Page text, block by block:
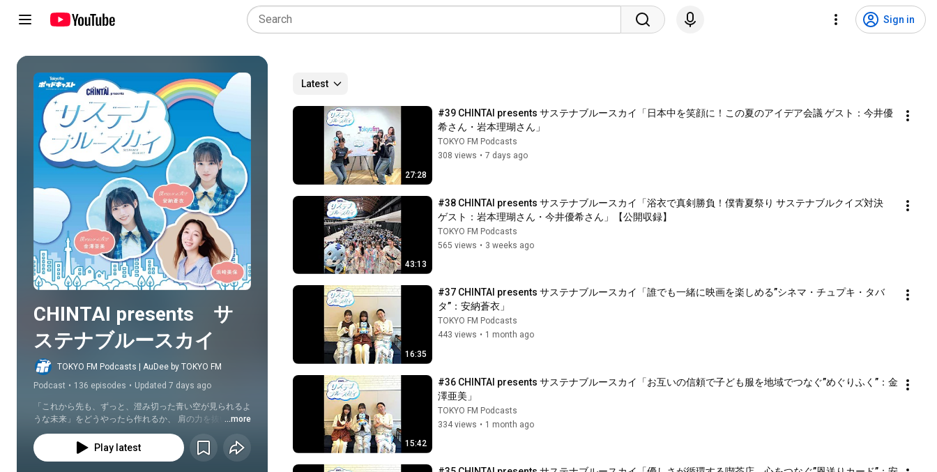
Sign in
Play all
CHINTAI presents　サ
ステナブルースカイ
TOKYO FM Podcasts | AuDee by TOKYO FM
Podcast • 136 episodes • Updated 7 days ago
「これから先も、ずっと、澄み切った青い空が見られるよ
うな未来」をどうやったら作れるか、 肩の力を抜いて、
楽しみながら探していくプログラム「CHINTAI presents
サステナブルースカイ」！   他にも、CHINTAI presents
きゃりーぱみゅぱみゅ Chapter #0〜Touch Your Heart〜
...more
Play latest
Latest
27:28
#39 CHINTAI presents サステナブルースカイ「日本中を笑顔に！この夏のアイデア会議 ゲスト：今井優
希さん・岩本理瑚さん」
TOKYO FM Podcasts
308 views • 7 days ago
43:13
#38 CHINTAI presents サステナブルースカイ「浴衣で真剣勝負！僕青夏祭り サステナブルクイズ対決
ゲスト：岩本理瑚さん・今井優希さん」【公開収録】
TOKYO FM Podcasts
565 views • 3 weeks ago
16:35
#37 CHINTAI presents サステナブルースカイ「誰でも一緒に映画を楽しめる”シネマ・チュプキ・タバ
タ”：安納蒼衣」
TOKYO FM Podcasts
443 views • 1 month ago
15:42
#36 CHINTAI presents サステナブルースカイ「お互いの信頼で子ども服を地域でつなぐ”めぐりふく”：金
澤亜美」
TOKYO FM Podcasts
334 views • 1 month ago